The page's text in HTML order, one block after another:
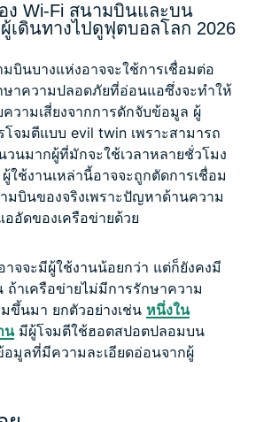
ง Wi-Fi สนามบินและบน
เดินทางไปดูฟุตบอลโลก 2026
บินบางแห่งอาจจะใช้การเชื่อมต่อ
ษาความปลอดภัยที่อ่อนแอซึ่งจะทำให้
วามเสี่ยงจากการดักจับข้อมูล ผู้
จมตีแบบ evil twin เพราะสามารถ
วนมากผู้ที่มักจะใช้เวลาหลายชั่วโมง
ใช้งานเหล่านี้อาจจะถูกตัดการเชื่อม
มบินของจริงเพราะปัญหาด้านความ
ออัดของเครือข่ายด้วย
จจะมีผู้ใช้งานน้อยกว่า แต่ก็ยังคงมี
ถ้าเครือข่ายไม่มีการรักษาความ
ขึ้นมา ยกตัวอย่างเช่น หนึ่งใน
นมีผู้โจมตีใช้ฮอตสปอตปลอมบน
อมูลที่มีความละเอียดอ่อนจากผู้